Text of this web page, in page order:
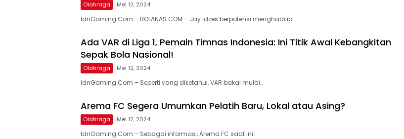
Olahraga Mei 12, 2024
IdnGaming.Com – BOLANAS.COM – Jay Idzes berpotensi menghadapi…
Ada VAR di Liga 1, Pemain Timnas Indonesia: Ini Titik Awal Kebangkitan
Sepak Bola Nasional!
Olahraga Mei 12, 2024
IdnGaming.Com – Seperti yang diketahui, VAR bakal mulai…
Arema FC Segera Umumkan Pelatih Baru, Lokal atau Asing?
Olahraga Mei 12, 2024
IdnGaming.Com – Sebagai informasi, Arema FC saat ini…